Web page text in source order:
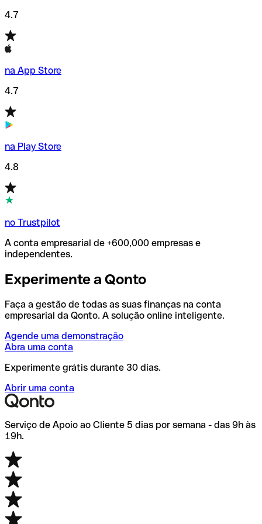
4.7
na App Store
4.7
na Play Store
4.8
no Trustpilot
A conta empresarial de +600,000 empresas e
independentes.
Experimente a Qonto
Faça a gestão de todas as suas finanças na conta
empresarial da Qonto. A solução online inteligente.
Agende uma demonstração
Abra uma conta
Experimente grátis durante 30 dias.
Abrir uma conta
Serviço de Apoio ao Cliente 5 dias por semana - das 9h às
19h.